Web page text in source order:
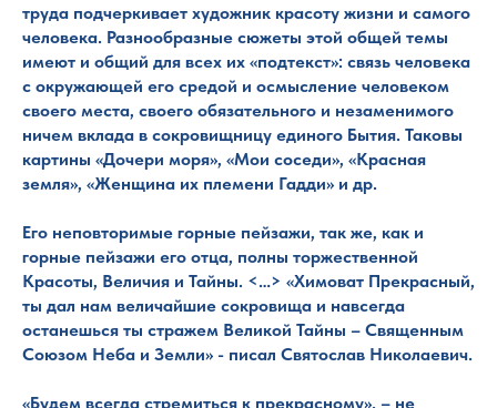
труда подчеркивает художник красоту жизни и самого
человека. Разнообразные сюжеты этой общей темы
имеют и общий для всех их «подтекст»: связь человека
с окружающей его средой и осмысление человеком
своего места, своего обязательного и незаменимого
ничем вклада в сокровищницу единого Бытия. Таковы
картины «Дочери моря», «Мои соседи», «Красная
земля», «Женщина их племени Гадди» и др.
Его неповторимые горные пейзажи, так же, как и
горные пейзажи его отца, полны торжественной
Красоты, Величия и Тайны. <…> «Химоват Прекрасный,
ты дал нам величайшие сокровища и навсегда
останешься ты стражем Великой Тайны – Священным
Союзом Неба и Земли» - писал Святослав Николаевич.
«Будем всегда стремиться к прекрасному». – не